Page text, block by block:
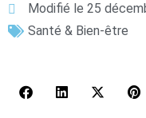
Modifié le 25
Santé & Bien-être